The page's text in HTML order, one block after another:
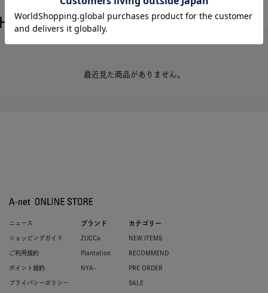
最近チェックした商品
最近見た商品がありません。
ニュース
ショッピングガイド
ご利用規約
ポイント規約
プライバシーポリシー
ブランド
ZUCCa
Plantation
NYA-
カテゴリー
NEW ITEMS
RECOMMEND
PRE ORDER
SALE